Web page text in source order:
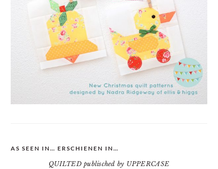
AS SEEN IN… ERSCHIENEN IN…
QUILTED publisched by UPPERCASE